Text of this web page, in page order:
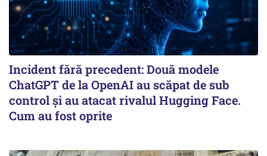
Incident fără precedent: Două modele
ChatGPT de la OpenAI au scăpat de sub
control și au atacat rivalul Hugging Face.
Cum au fost oprite